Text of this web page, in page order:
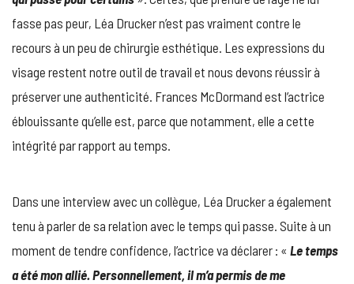
fasse pas peur, Léa Drucker n’est pas vraiment contre le
recours à un peu de chirurgie esthétique. Les expressions du
visage restent notre outil de travail et nous devons réussir à
préserver une authenticité. Frances McDormand est l’actrice
éblouissante qu’elle est, parce que notamment, elle a cette
intégrité par rapport au temps.
Dans une interview avec un collègue, Léa Drucker a également
tenu à parler de sa relation avec le temps qui passe. Suite à un
moment de tendre confidence, l’actrice va déclarer : « Le temps
a été mon allié. Personnellement, il m’a permis de me